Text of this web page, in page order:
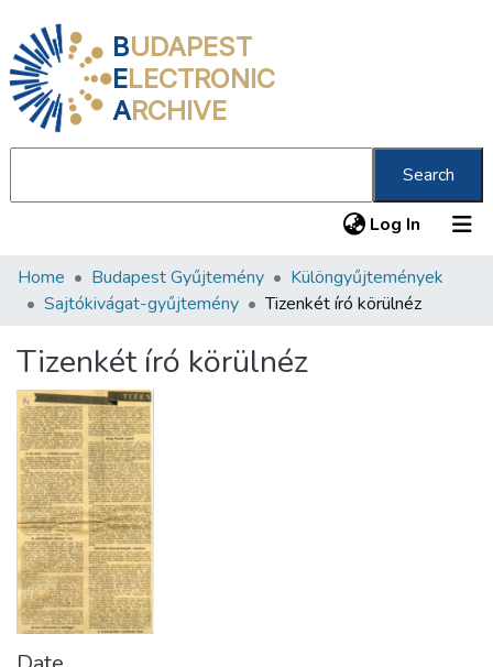
BUDAPEST
ELECTRONIC
ARCHIVE
Search
Log In (current)
Communities & Collections
Statistics
About us
Home Budapest Gyűjtemény
Különgyűjtemények
Sajtókivágat-gyűjtemény
Tizenkét író körülnéz
Tizenkét író körülnéz